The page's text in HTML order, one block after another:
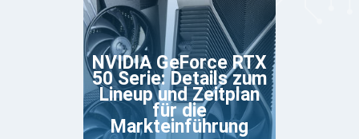
NVIDIA GeForce RTX
50 Serie: Details zum
Lineup und Zeitplan
für die
Markteinführung